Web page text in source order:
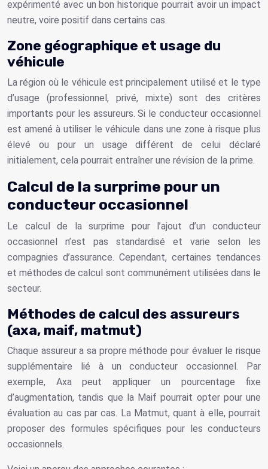
expérimenté avec un bon historique pourrait avoir un impact
neutre, voire positif dans certains cas.
Zone géographique et usage du
véhicule
La région où le véhicule est principalement utilisé et le type
d’usage (professionnel, privé, mixte) sont des critères
importants pour les assureurs. Si le conducteur occasionnel
est amené à utiliser le véhicule dans une zone à risque plus
élevé ou pour un usage différent de celui déclaré
initialement, cela pourrait entraîner une révision de la prime.
Calcul de la surprime pour un
conducteur occasionnel
Le calcul de la surprime pour l’ajout d’un conducteur
occasionnel n’est pas standardisé et varie selon les
compagnies d’assurance. Cependant, certaines tendances
et méthodes de calcul sont communément utilisées dans le
secteur.
Méthodes de calcul des assureurs
(axa, maif, matmut)
Chaque assureur a sa propre méthode pour évaluer le risque
supplémentaire lié à un conducteur occasionnel. Par
exemple, Axa peut appliquer un pourcentage fixe
d’augmentation, tandis que la Maif pourrait opter pour une
évaluation au cas par cas. La Matmut, quant à elle, pourrait
proposer des formules spécifiques pour les conducteurs
occasionnels.